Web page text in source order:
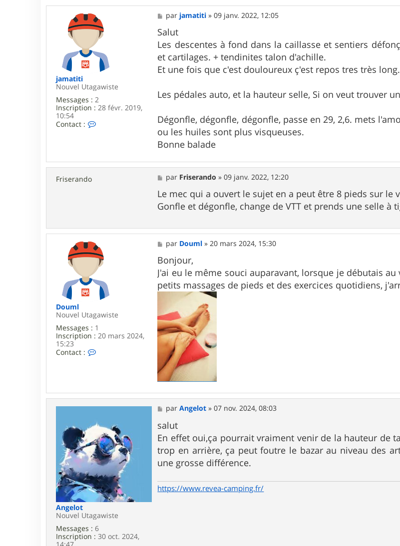
e
o
c
i
a
p
t
r
5
jamatiti
Nouvel Utagawiste
Messages : 2
Inscription : 28 févr. 2019,
10:54
Contact :
c
t
i
i
M
e
s
s
a
g
e
par jamatiti »09 janv. 2022, 12:05
Salut
Les descentes à fond dans la caillasse et sentiers
et cartilages. + tendinites talon d'achille.
Et une fois que c'est douloureux ç'est repos tres très
Les pédales auto, et la hauteur selle, Si on veut trouver
Dégonfle, dégonfle, dégonfle, passe en 29, 2,6. mets
ou les huiles sont plus visqueuses.
Bonne balade
Friserando
M
e
s
s
a
par Friserando »09 janv. 2022, 12:20
Le mec qui a ouvert le sujet en a peut être 8 pieds sur le
Gonfle et dégonfle, change de VTT et prends une selle à
Douml
Nouvel Utagawiste
Messages : 1
Inscription : 20 mars 2024,
15:23
Contact :
c
t
e
D
u
m
l
M
e
s
s
a
g
e
par Douml »20 mars 2024, 15:30
Bonjour,
J'ai eu le même souci auparavant, lorsque je débutais
petits massages de pieds et des exercices quotidiens,
Angelot
Nouvel Utagawiste
Messages : 6
Inscription : 30 oct. 2024,
M
e
s
s
a
g
e
parAngelot »07 nov. 2024, 08:03
salut
En effet oui,ça pourrait vraiment venir de la hauteur de
trop en arrière, ça peut foutre le bazar au niveau des
une grosse différence.
https://www.revea-camping.fr/